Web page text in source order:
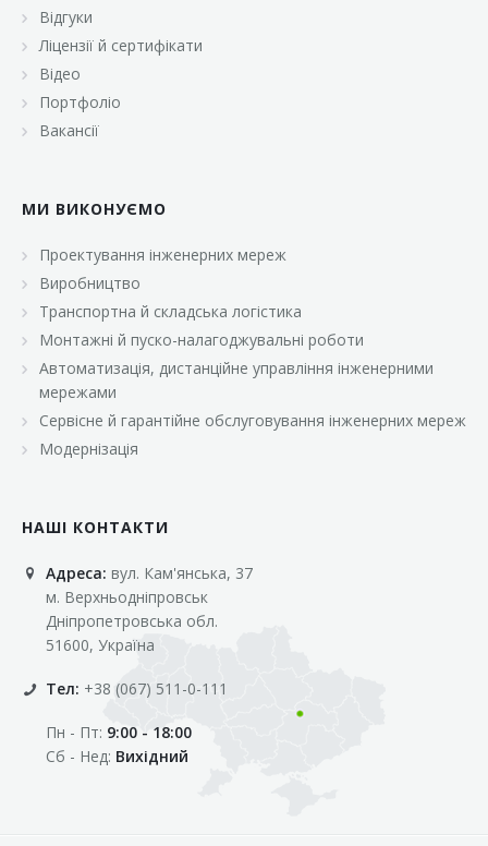
«ВК Експресс»
«Класс»
«Континент»
«Малинка»
«Марс»
«Оптовичок»
«Свіжачок»
«Сільпо»
«Фора»
«Фреш»
«Фуршет»
«Цент»
Відгуки
Ліцензії й сертифікати
Відео
Портфоліо
Вакансії
МИ ВИКОНУЄМО
Проектування інженерних мереж
Виробництво
Транспортна й складська логістика
Монтажні й пуско-налагоджувальні роботи
Автоматизація, дистанційне управління інженерними
мережами
Сервісне й гарантійне обслуговування інженерних мереж
Модернізація
НАШІ КОНТАКТИ
Адреса: вул. Кам'янська, 37
м. Верхньодніпровськ
Дніпропетровська обл.
51600, Україна
Тел: +38 (067) 511-0-111
Пн - Пт: 9:00 - 18:00
Сб - Нед: Вихідний